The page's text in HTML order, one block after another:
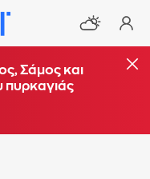
Σάμος και
πυρκαγιάς